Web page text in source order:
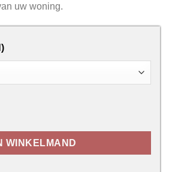
uw woning.
dampschermkraag aantal
WINKELMAND